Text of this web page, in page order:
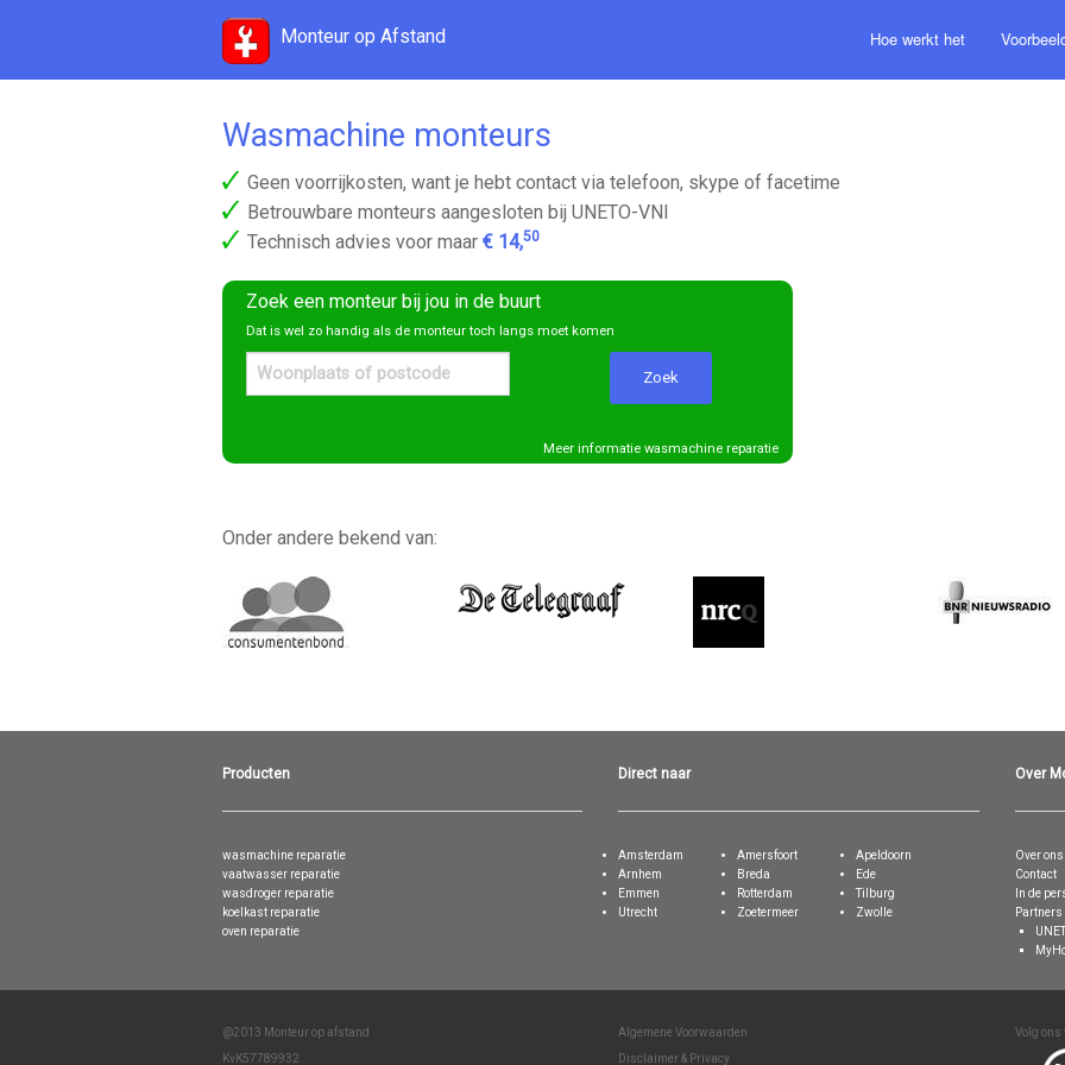
Monteur op Afstand Hoe werkt het
Wasmachine monteurs
Geen voorrijkosten, want je hebt contact via telefoon, skype of facetime
Betrouwbare monteurs aangesloten bij UNETO-VNI
Technisch advies voor maar € 14,50
Zoek een monteur bij jou in de buurt
Dat is wel zo handig als de monteur toch langs moet komen
Meer informatie wasmachine reparatie
Onder andere bekend van:
Producten
wasmachine reparatie
vaatwasser reparatie
wasdroger reparatie
koelkast reparatie
oven reparatie
Direct naar
Amsterdam Amersfoort
Apeldoorn
Arnhem
Breda
Ede
Emmen
Rotterdam
Tilburg
Utrecht
Zoetermeer Zwolle
Over
Over ons
Contact
In de
Partners
@2013 Monteur op afstand
KvK57789932
Algemene Voorwaarden
Disclaimer & Privacy
Volg ons